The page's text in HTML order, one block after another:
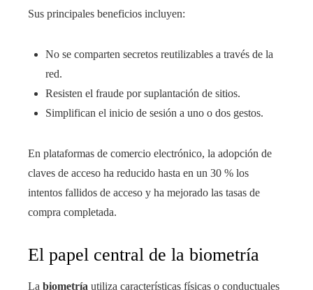
Sus principales beneficios incluyen:
No se comparten secretos reutilizables a través de la
red.
Resisten el fraude por suplantación de sitios.
Simplifican el inicio de sesión a uno o dos gestos.
En plataformas de comercio electrónico, la adopción de
claves de acceso ha reducido hasta en un 30 % los
intentos fallidos de acceso y ha mejorado las tasas de
compra completada.
El papel central de la biometría
La biometría utiliza características físicas o conductuales